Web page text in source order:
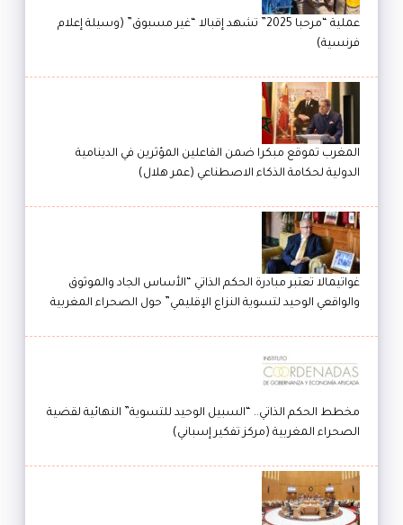
عملية “مرحبا 2025” تشهد إقبالا “غير مسبوق” (وسيلة إعلام
فرنسية)
المغرب تموقع مبكرا ضمن الفاعلين المؤثرين في الدينامية
الدولية لحكامة الذكاء الاصطناعي (عمر هلال)
غواتيمالا تعتبر مبادرة الحكم الذاتي “الأساس الجاد والموثوق
والواقعي الوحيد لتسوية النزاع الإقليمي” حول الصحراء المغربية
مخطط الحكم الذاتي.. “السبيل الوحيد للتسوية” النهائية لقضية
الصحراء المغربية (مركز تفكير إسباني)